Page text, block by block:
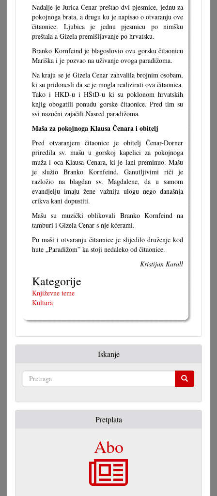
Nadalje je Jurica Čenar preštao dvi pjesmice, jednu za
pokojnoga brata, a drugu ku je napisao o otvaranju ove
čitaonice. Ljubica je jednu pjesmicu po nimšku
preštala a Gizela premišljavanje po hrvatsku.
Branko Kornfeind je blagoslovio ovu gorsku čitaonicu
Mariška i je pozvao na uživanje ovoga paradižoma.
Na kraju se je Gizela Čenar zahvalila brojnim osobam,
ki su pridonesli da se je mogla realizirati ova čitaonica.
Tako i HKD-u i HŠtD-u ki su poklonom hrvatskih
knjig obogatili ponudu gorske čitaonice. Pred tim su
svi nazočni zajačili Nasred paradižoma.
Maša za pokojnoga Klausa Čenara i obitelj
Pred otvaranjem čitaonice je obitelj Čenar-Dorner
priredila sv. mašu u gorskoj kapelici za pokojnoga
muža i oca Klausa Čenara, ki je lani preminuo. Mašu
je služio Branko Kornfeind. Ganutljivimi riči je
razložio na blagdan sv. Magdalene, da u samom
evandjelju imaju žene važniju ulogu nego današnja
crikva kani dopustiti.
Mašu su muzički oblikovali Branko Kornfeind na
tamburi i Gizela Čenar s nje kćerami.
Po maši i otvaranju čitaonice je slijedilo druženje kod
hute „Paradižom” ka stoji nedaleko od čitaonice.
Kristijan Karall
Kategorije
Književne teme
Kultura
Iskanje
Pretplata
Abo